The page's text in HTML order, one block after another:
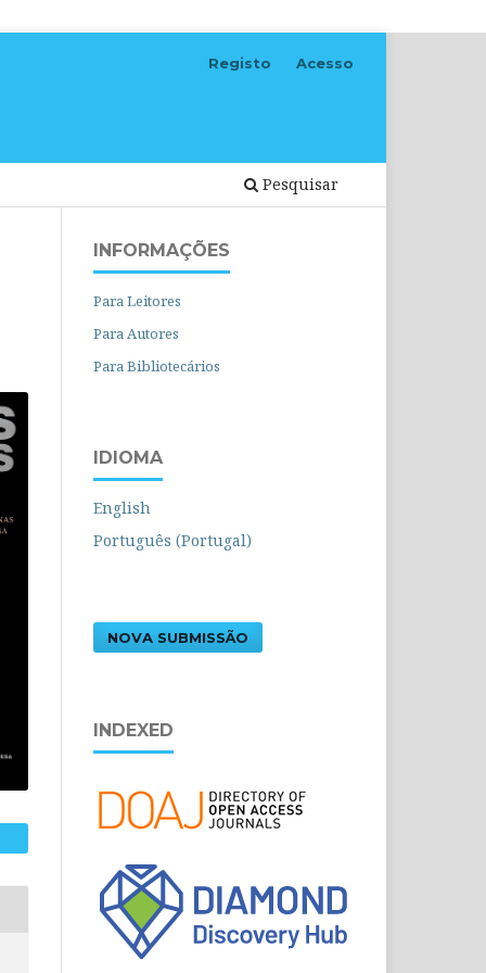
Pesquisar
Registo Acesso
INFORMAÇÕES
Para Leitores
Para Autores
Para Bibliotecários
IDIOMA
English
Português (Portugal)
NOVA SUBMISSÃO
INDEXED